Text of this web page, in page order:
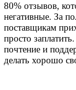
80% отзывов,
негативные. За
поставщикам
просто
почтение и
делать хорошо